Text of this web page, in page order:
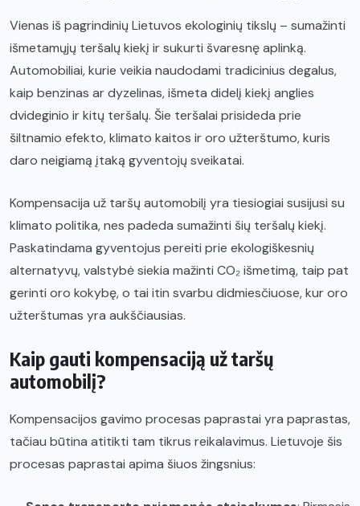
Vienas iš pagrindinių Lietuvos ekologinių tikslų – sumažinti
išmetamųjų teršalų kiekį ir sukurti švaresnę aplinką.
Automobiliai, kurie veikia naudodami tradicinius degalus,
kaip benzinas ar dyzelinas, išmeta didelį kiekį anglies
dvideginio ir kitų teršalų. Šie teršalai prisideda prie
šiltnamio efekto, klimato kaitos ir oro užterštumo, kuris
daro neigiamą įtaką gyventojų sveikatai.
Kompensacija už taršų automobilį yra tiesiogiai susijusi su
klimato politika, nes padeda sumažinti šių teršalų kiekį.
Paskatindama gyventojus pereiti prie ekologiškesnių
alternatyvų, valstybė siekia mažinti CO₂ išmetimą, taip pat
gerinti oro kokybę, o tai itin svarbu didmiesčiuose, kur oro
užterštumas yra aukščiausias.
Kaip gauti kompensaciją už taršų
automobilį?
Kompensacijos gavimo procesas paprastai yra paprastas,
tačiau būtina atitikti tam tikrus reikalavimus. Lietuvoje šis
procesas paprastai apima šiuos žingsnius: